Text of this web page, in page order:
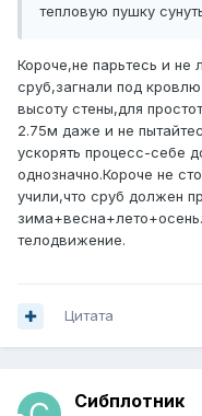
тепловую пушку
Короче,не парьтесь и не
сруб,загнали под
высоту стены,для
2.75м даже и не
ускорять процесс-себе
однозначно.Короче не
учили,что сруб должен
телодвижение.
Цитата
Сибплотник